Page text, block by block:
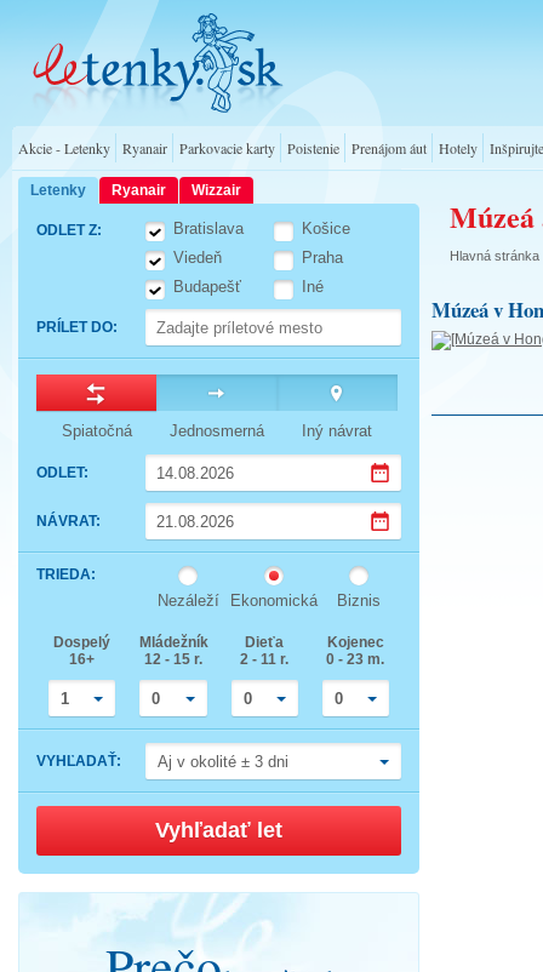
Akcie - Letenky Ryanair Parkovacie karty Poistenie Prenájom áut Hotely
Letenky Ryanair Wizzair
ODLET Z:
Bratislava
Viedeň
Budapešť
Košice
Praha
Iné
PRÍLET DO:
Spiatočná Jednosmerná Iný návrat
ODLET:
NÁVRAT:
the
down
the
calendar
and
select
a
date.
Press
the
question
to
shortcuts
changing
dates.
down
arrow
to
interact
with
the
and
select
date.
Press
question
mark
get
keyboard
shortcuts
for
TRIEDA:
Nezáleží Ekonomická Biznis
Dospelý
16+
1
Mládežník
12 - 15 r.
0
Dieťa
2 - 11 r.
0
Kojenec
0 - 23 m.
0
VYHĽADAŤ: Aj v okolité ± 3 dni
Vyhľadať let
Hlavná stránka
Múzeá v